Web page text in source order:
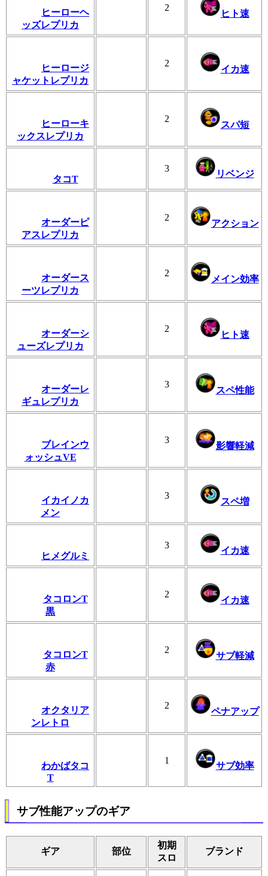
ヒーローヘ
ッズレプリカ
2
ヒト速
ヒーロージ
ャケットレプリカ
2
イカ速
ヒーローキ
ックスレプリカ
2
スパ短
タコT
3
リベンジ
オーダーピ
アスレプリカ
2
アクション
オーダース
ーツレプリカ
2
メイン効率
オーダーシ
ューズレプリカ
2
ヒト速
オーダーレ
ギュレプリカ
3
スペ性能
ブレインウ
ォッシュVE
3
影響軽減
イカイノカ
メン
3
スペ増
ヒメグルミ
3
イカ速
タコロンT
黒
2
イカ速
タコロンT
赤
2
サブ軽減
オクタリア
ンレトロ
2
ペナアップ
わかばタコ
T
1
サブ効率
サブ性能アップのギア
ギア 部位
初期
スロ
ブランド